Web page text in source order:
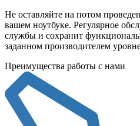
Не оставляйте на потом
вашем ноутбуке. Регулярное
службы и сохранит
заданном производителем
Преимущества работы с нами